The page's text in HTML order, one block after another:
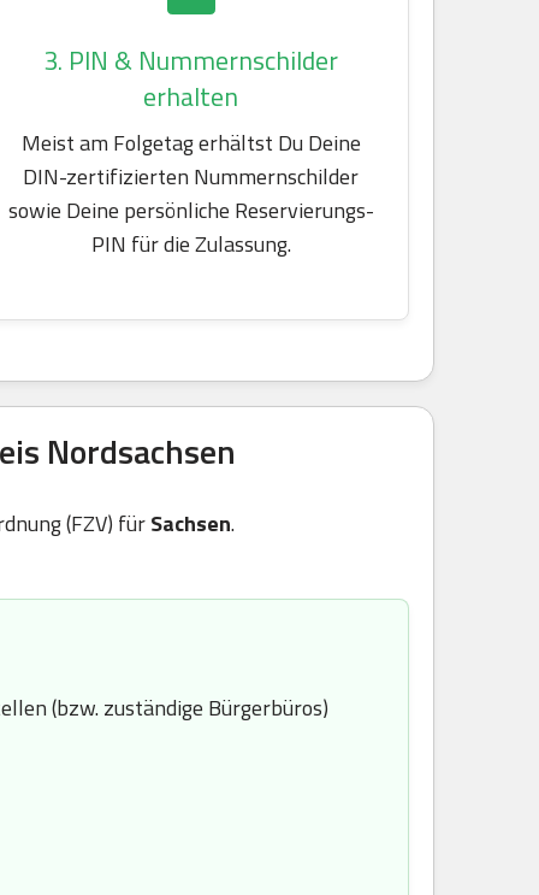
3. PIN & Nummernschilder
erhalten
Meist am Folgetag erhältst Du Deine
DIN-zertifizierten Nummernschilder
sowie Deine persönliche Reservierungs-
PIN für die Zulassung.
Nordsachsen
(FZV) fürSachsen.
(bzw. zuständige Bürgerbüros)